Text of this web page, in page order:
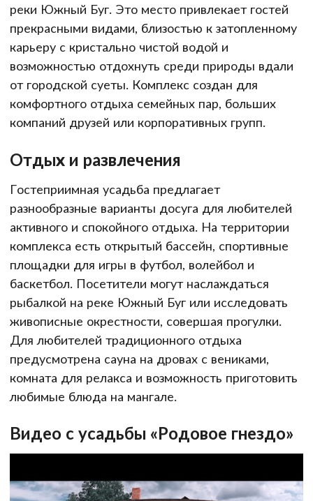
реки Южный Буг. Это место привлекает гостей
прекрасными видами, близостью к затопленному
карьеру с кристально чистой водой и
возможностью отдохнуть среди природы вдали
от городской суеты. Комплекс создан для
комфортного отдыха семейных пар, больших
компаний друзей или корпоративных групп.
Отдых и развлечения
Гостеприимная усадьба предлагает
разнообразные варианты досуга для любителей
активного и спокойного отдыха. На территории
комплекса есть открытый бассейн, спортивные
площадки для игры в футбол, волейбол и
баскетбол. Посетители могут наслаждаться
рыбалкой на реке Южный Буг или исследовать
живописные окрестности, совершая прогулки.
Для любителей традиционного отдыха
предусмотрена сауна на дровах с вениками,
комната для релакса и возможность приготовить
любимые блюда на мангале.
Видео с усадьбы «Родовое гнездо»